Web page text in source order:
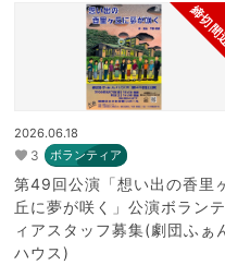
締切
2026.06.18
3 ボランティア
第49回公演「想い出の香里
丘に夢が咲く」公演ボランテ
ィアスタッフ募集(劇団ふぁ
ハウス)